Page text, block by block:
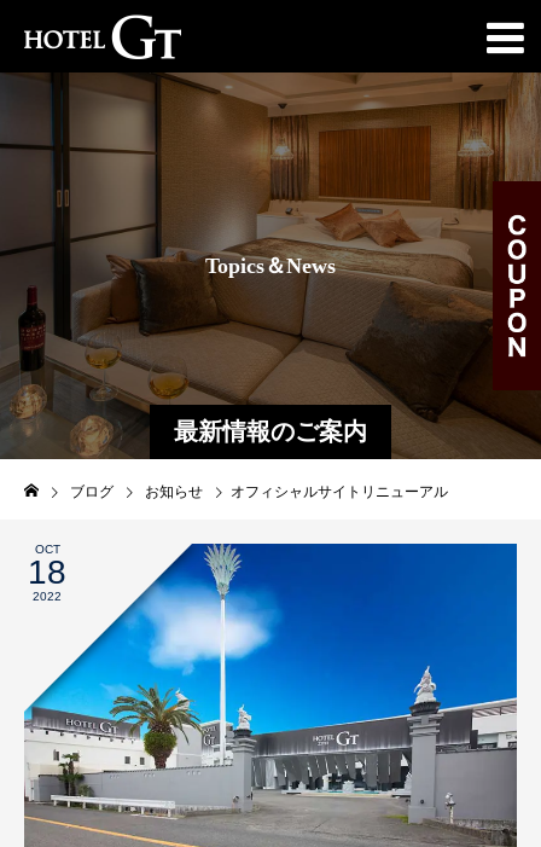
最新情報のご案内
Topics＆News
ブログ お知らせ オフィシャルサイトリニューアル
OCT
18
2022